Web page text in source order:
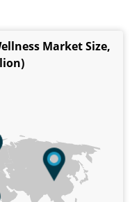
Market Size,